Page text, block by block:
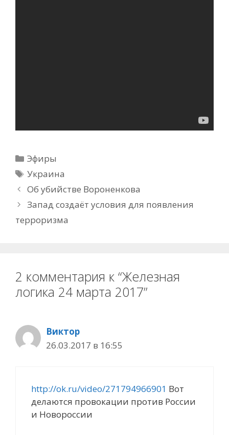
Рубрики
Эфиры
Метки
Украина
Об убийстве Вороненкова
Запад создаёт условия для появления
терроризма
2 комментария к “Железная
логика 24 марта 2017”
Виктор
26.03.2017 в 16:55
http://ok.ru/video/271794966901 Вот
делаются провокации против России
и Новороссии